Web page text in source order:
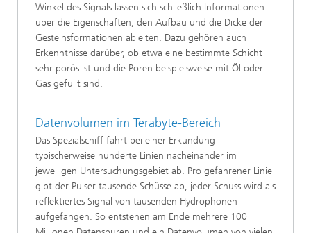
Winkel des Signals lassen sich schließlich Informationen
über die Eigenschaften, den Aufbau und die Dicke der
Gesteinsformationen ableiten. Dazu gehören auch
Erkenntnisse darüber, ob etwa eine bestimmte Schicht
sehr porös ist und die Poren beispielsweise mit Öl oder
Gas gefüllt sind.
Datenvolumen im Terabyte-Bereich
Das Spezialschiff fährt bei einer Erkundung
typischerweise hunderte Linien nacheinander im
jeweiligen Untersuchungsgebiet ab. Pro gefahrener Linie
gibt der Pulser tausende Schüsse ab, jeder Schuss wird als
reflektiertes Signal von tausenden Hydrophonen
aufgefangen. So entstehen am Ende mehrere 100